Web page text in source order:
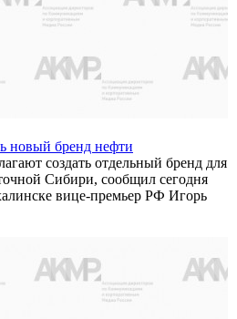
новый бренд нефти
создать отдельный бренд для
Сибири, сообщил сегодня
вице-премьер РФ Игорь